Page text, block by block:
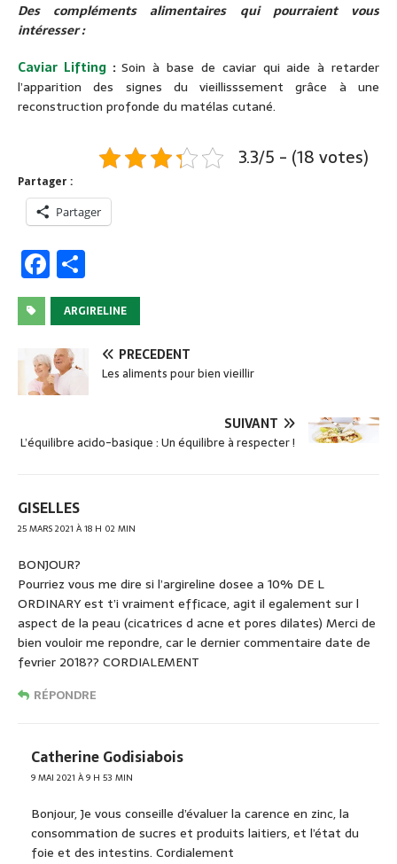
Des compléments alimentaires qui pourraient vous
intéresser :
Caviar Lifting:Soin à base de caviar qui aide à retarder
l’apparition des signes du vieillisssement grâce à une
reconstruction profonde du matélas cutané.
3.3/5 - (18 votes)
Partager :
Partager
F
a
c
e
b
o
o
ar
ta
er
ARGIRELINE
PRÉCÉDENT
Les aliments pour bien vieillir
SUIVANT
L’équilibre acido-basique : Un équilibre à respecter !
GISELLES
25 MARS 2021 À 18 H 02 MIN
BONJOUR?
Pourriez vous me dire si l’argireline dosee a 10% DE L
ORDINARY est t’i vraiment efficace, agit il egalement sur l
aspect de la peau (cicatrices d acne et pores dilates) Merci de
bien vouloir me repondre, car le dernier commentaire date de
fevrier 2018?? CORDIALEMENT
RÉPONDRE
Catherine Godisiabois
9 MAI 2021 À 9 H 53 MIN
Bonjour, Je vous conseille d’évaluer la carence en zinc, la
consommation de sucres et produits laitiers, et l’état du
foie et des intestins. Cordialement